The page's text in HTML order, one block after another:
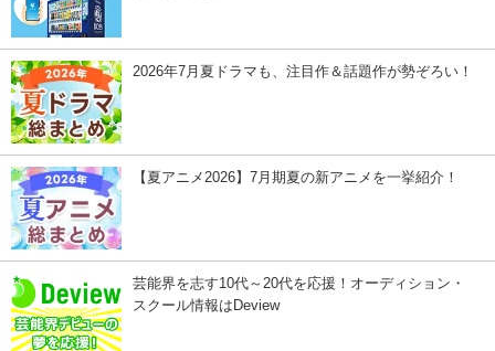
2026年7月夏ドラマも、注目作＆話題作が勢ぞろい！
【夏アニメ2026】7月期夏の新アニメを一挙紹介！
芸能界を志す10代～20代を応援！オーディション・
スクール情報はDeview